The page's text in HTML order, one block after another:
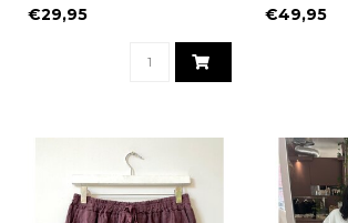
€29,95 €49,95